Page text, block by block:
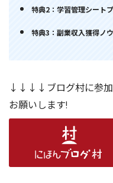
特典2：学習管理シート
特典3：副業収入獲得ノ
↓↓↓↓ブログ村に参加
お願いします!